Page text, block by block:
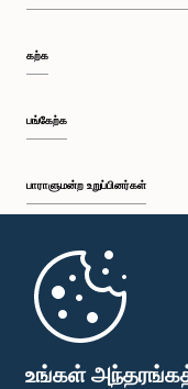
உங்கள்
கற்க
பங்கேற்க
பாராளுமன்ற உறுப்பினர்கள்
முதற்பக்கம்
பாராளுமன்ற கையடக்க செயலி